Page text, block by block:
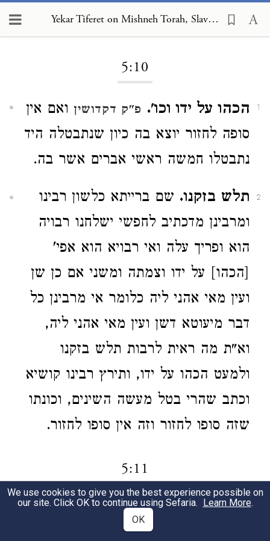
Yekar Tiferet on Mishneh Torah, Slaves 5:10
5:10
1 הכהו על ידו וכו'. פ"ק דקדושין ואם אין
סופה לחזור יוצא בה כיון שנתבטלה היד
נתבטלו חמשה ראשי אברים אשר בה.
2 תלש בזקנו. שם ברייתא כלשון רבינו
ומרבינן מדכתיב לחפשי ישלחנו רבויה
הוא ופריך עלה ואי רבויא הוא אפי'
[הכהו] על ידו וצמתה ומשני אם כן שן
ועין מאי אהני ליה כלומר אי מרבינן כל
דבר מיעוטא דשן ועין מאי אהני ליה,
וא"ת מה ראית לרבות תלש בזקנו
ולמעט הכהו על ידו, ותירץ רבינו קושיא
וכתב שהרי בטל מעשה השינים, וכונתו
שזה סופו לחזור וזה אין סופו לחזור.
5:11
הפיל את שנו.קרא יתירה היא דהא
We use cookies to give you the best experience possible on
our site. Click OK to continue using Sefaria. Learn More.
OK